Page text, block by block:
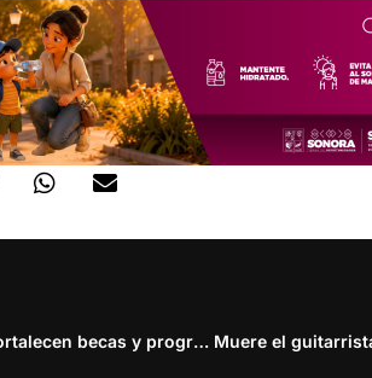
Gobernador Durazo y SEP fortalecen becas y programas educativos con más presupuesto para Sonora